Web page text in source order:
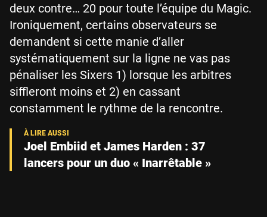
deux contre… 20 pour toute l’équipe du Magic.
Ironiquement, certains observateurs se
demandent si cette manie d’aller
systématiquement sur la ligne ne vas pas
pénaliser les Sixers 1) lorsque les arbitres
siffleront moins et 2) en cassant
constamment le rythme de la rencontre.
Joel Embiid et James Harden : 37
lancers pour un duo « Inarrêtable »